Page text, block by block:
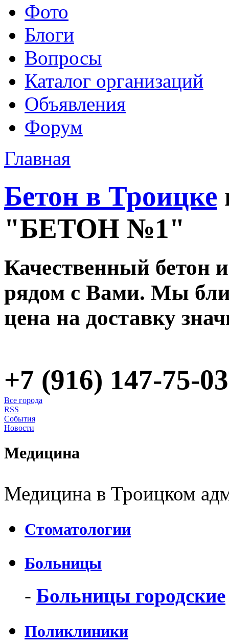
Фото
Блоги
Вопросы
Каталог организаций
Объявления
Форум
Главная
Бетон в Троицке
"БЕТОН №1"
Качественный бетон
рядом с Вами. Мы
цена на доставку
+7 (916) 147-75-03
Все города
RSS
События
Новости
Медицина
Медицина в Троицком
Стоматологии
Больницы
- Больницы городские
Поликлиники